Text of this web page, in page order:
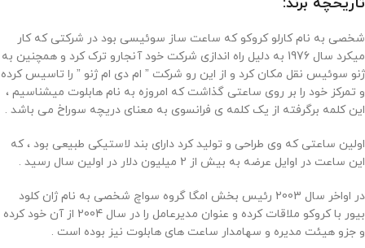
شخصی به نام کارلو کروکو که ساعت ساز سوئیسی بود در شرکتی که کار
میکرد سال 1976 به دلیل راه اندازی شرکت خود آنجارو ترک کرد و همچنین به
ژنو سوئیس نقل مکان کرد و از این رو شرکت ” ام دی ام ژنو ” را تاسیس کرده
و تمرکز خود را بر روی ساعتی گذاشت که امروزه به نام هابلوت میشناسیم ،
این کلمه برگرفته از یک کلمه ی فرانسوی به معنای دریچه سوراخ می باشد .
اولین ساعتی که وی طراحی و تولید کرد دارای بند لاستیکی طبیعی بود ، که
این ساعت در اوایل عرضه به بیش از 2 میلیون دلار در اولین سال رسید .
در اواخر سال 2003 رئیس بخش امگا گروه سواچ شخصی به نام ژان کلود
بیور با کروکو ملاقات کرده و عنوان مدیرعامل را در سال 2004 از آن خود کرده
و جزو هیئت مدیره و سهامدار ساعت های هابلوت نیز بوده است .